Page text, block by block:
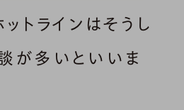
ットラインはそうし
が多いといいま